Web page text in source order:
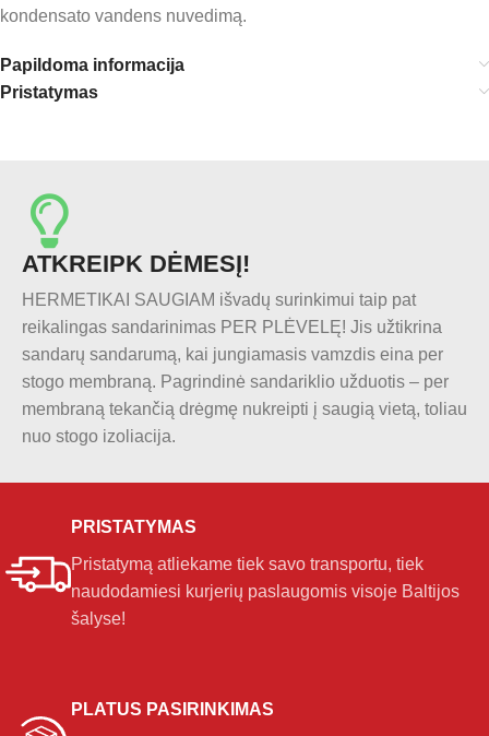
kondensato vandens nuvedimą.
Papildoma informacija
Pristatymas
ATKREIPK DĖMESĮ!
HERMETIKAI SAUGIAM išvadų surinkimui taip pat
reikalingas sandarinimas PER PLĖVELĘ! Jis užtikrina
sandarų sandarumą, kai jungiamasis vamzdis eina per
stogo membraną. Pagrindinė sandariklio užduotis – per
membraną tekančią drėgmę nukreipti į saugią vietą, toliau
nuo stogo izoliacija.
PRISTATYMAS
Pristatymą atliekame tiek savo transportu, tiek
naudodamiesi kurjerių paslaugomis visoje Baltijos
šalyse!
PLATUS PASIRINKIMAS